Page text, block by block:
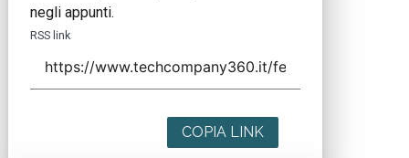
negli appunti.
RSS link
COPIA LINK